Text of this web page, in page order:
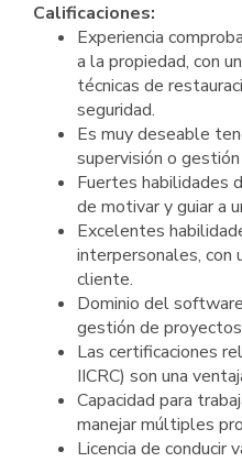
Calificaciones:
Experiencia
a la propiedad, con
técnicas de
seguridad.
Es muy deseable
supervisión o
Fuertes habilidades
de motivar y guiar a
Excelentes
interpersonales, con
cliente.
Dominio del
gestión de
Las certificaciones
IICRC) son una
Capacidad para
manejar múltiples
Licencia de conducir